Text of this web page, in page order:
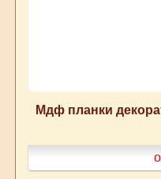
Мдф планки